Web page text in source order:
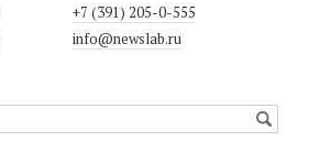
+7 (391) 205-0-555
info@newslab.ru